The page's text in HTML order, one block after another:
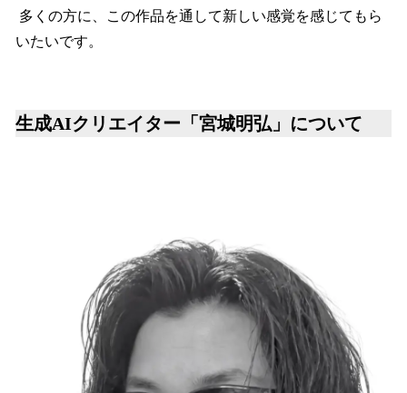
多くの方に、この作品を通して新しい感覚を感じてもら
いたいです。
生成AIクリエイター「宮城明弘」について